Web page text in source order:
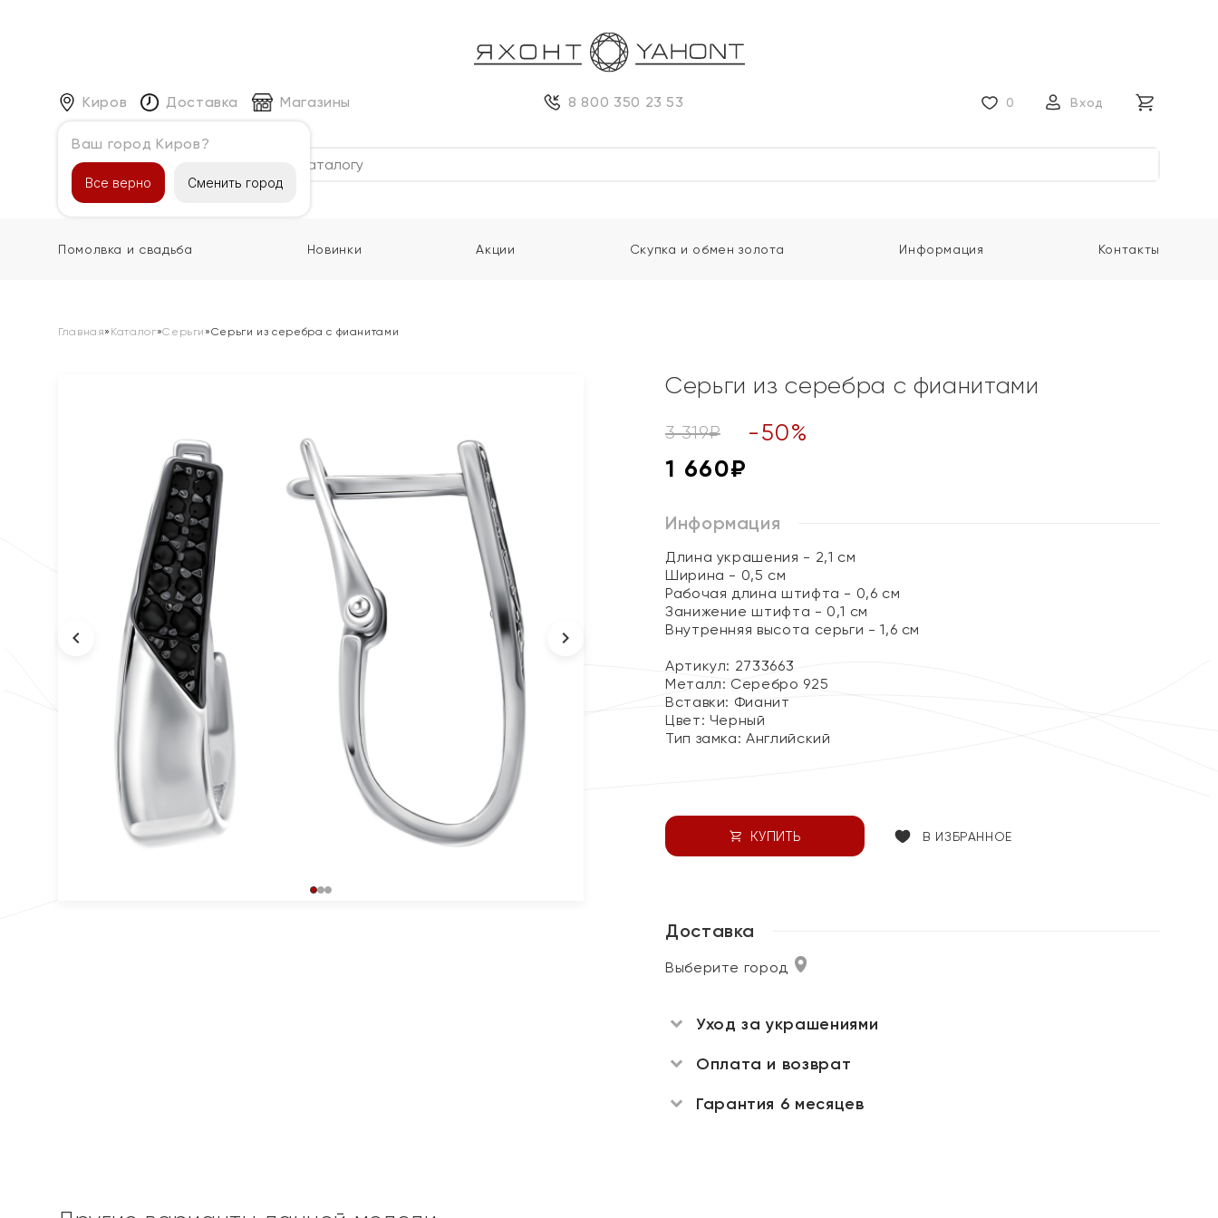
Киров
Ваш город Киров?
Все верно Сменить город
Доставка Магазины 8 800 350 23 53 0 Вход
Каталог
Помолвка и свадьба Новинки Акции Скупка и обмен золота Информация Контакты
Главная» Каталог»Серьги »Серьги из серебра с фианитами
Серьги из серебра с фианитами
3 319₽ -50%
1 660₽
Информация
Длина украшения - 2,1 см
Ширина - 0,5 см
Рабочая длина штифта - 0,6 см
Занижение штифта - 0,1 см
Внутренняя высота серьги - 1,6 см
Артикул: 2733663
Металл: Серебро 925
Вставки: Фианит
Цвет: Черный
Тип замка:Английский
КУПИТЬ В ИЗБРАННОЕ
Доставка
Выберите город
Уход за украшениями
Оплата и возврат
Гарантия 6 месяцев